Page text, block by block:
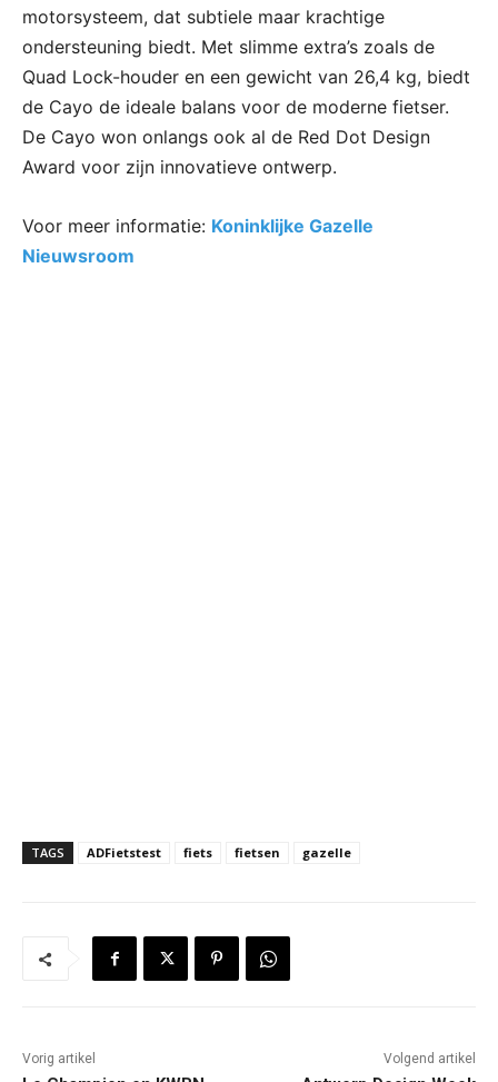
motorsysteem, dat subtiele maar krachtige
ondersteuning biedt. Met slimme extra’s zoals de
Quad Lock-houder en een gewicht van 26,4 kg, biedt
de Cayo de ideale balans voor de moderne fietser.
De Cayo won onlangs ook al de Red Dot Design
Award voor zijn innovatieve ontwerp.
Voor meer informatie: Koninklijke Gazelle
Nieuwsroom
TAGS ADFietstest fiets fietsen gazelle
Vorig artikel Volgend artikel